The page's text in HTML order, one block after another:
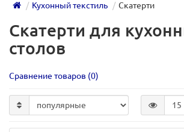
Кухонный текстиль Скатерти
Скатерти для
столов
Сравнение товаров (0)